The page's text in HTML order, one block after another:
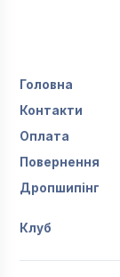
Головна
Контакти
Оплата
Повернення
Дропшипінг
Клуб